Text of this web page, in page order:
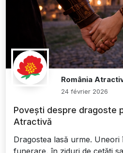
România
24 février 2026
Povești despre dragoste
Atractivă
Dragostea lasă urme.